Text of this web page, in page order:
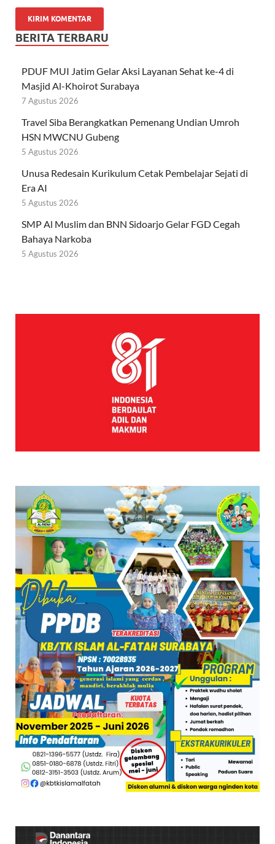
BERITA TERBARU
PDUF MUI Jatim Gelar Aksi Layanan Sehat ke-4 di
Masjid Al-Khoirot Surabaya
7 Agustus 2026
Travel Siba Berangkatkan Pemenang Undian Umroh
HSN MWCNU Gubeng
5 Agustus 2026
Unusa Redesain Kurikulum Cetak Pembelajar Sejati di
Era AI
5 Agustus 2026
SMP Al Muslim dan BNN Sidoarjo Gelar FGD Cegah
Bahaya Narkoba
5 Agustus 2026